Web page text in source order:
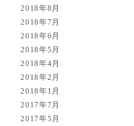
2018年8月
2018年7月
2018年6月
2018年5月
2018年4月
2018年2月
2018年1月
2017年7月
2017年5月